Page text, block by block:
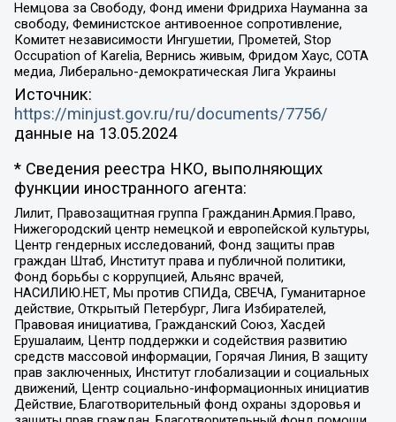
Немцова за Свободу, Фонд имени Фридриха Науманна за
свободу, Феминистское антивоенное сопротивление,
Комитет независимости Ингушетии, Прометей, Stop
Occupation of Karelia, Вернись живым, Фридом Хаус, СОТА
медиа, Либерально-демократическая Лига Украины
Источник:
https://minjust.gov.ru/ru/documents/7756/
данные на 13.05.2024
* Сведения реестра НКО, выполняющих
функции иностранного агента:
Лилит, Правозащитная группа Гражданин.Армия.Право,
Нижегородский центр немецкой и европейской культуры,
Центр гендерных исследований, Фонд защиты прав
граждан Штаб, Институт права и публичной политики,
Фонд борьбы с коррупцией, Альянс врачей,
НАСИЛИЮ.НЕТ, Мы против СПИДа, СВЕЧА, Гуманитарное
действие, Открытый Петербург, Лига Избирателей,
Правовая инициатива, Гражданский Союз, Хасдей
Ерушалаим, Центр поддержки и содействия развитию
средств массовой информации, Горячая Линия, В защиту
прав заключенных, Институт глобализации и социальных
движений, Центр социально-информационных инициатив
Действие, Благотворительный фонд охраны здоровья и